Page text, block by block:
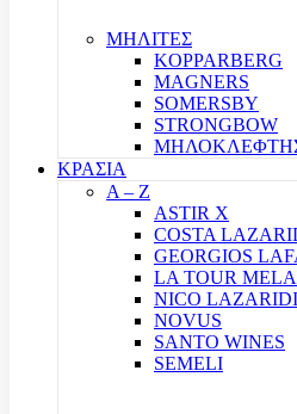
ΜΗΛΙΤΕΣ
KOPPARBERG
MAGNERS
SOMERSBY
STRONGBOW
ΚΡΑΣΙΑ
A – Z
ASTIR X
COSTA
GEORGIOS
LA TOUR
NICO LAZARIDI
NOVUS
SANTO WINES
SEMELI